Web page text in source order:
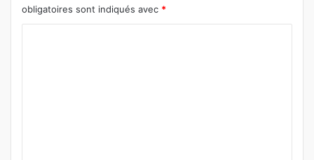
obligatoires sont indiqués avec *